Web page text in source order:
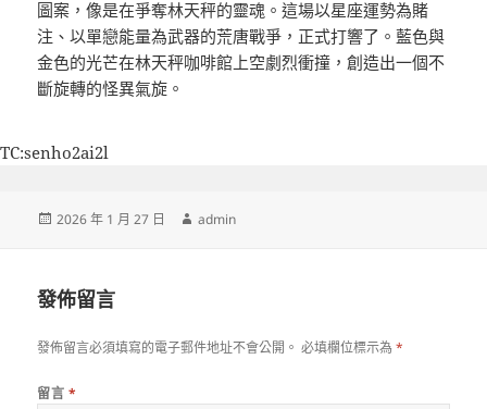
圖案，像是在爭奪林天秤的靈魂。這場以星座運勢為賭
注、以單戀能量為武器的荒唐戰爭，正式打響了。藍色與
金色的光芒在林天秤咖啡館上空劇烈衝撞，創造出一個不
斷旋轉的怪異氣旋。
TC:senho2ai2l
發
2026 年 1 月 27 日
作
admin
發佈留言
發佈留言必須填寫的電子郵件地址不會公開。 必填欄位標示為*
留言 *